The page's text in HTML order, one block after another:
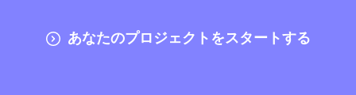
あなたのプロジェクトをスタートする